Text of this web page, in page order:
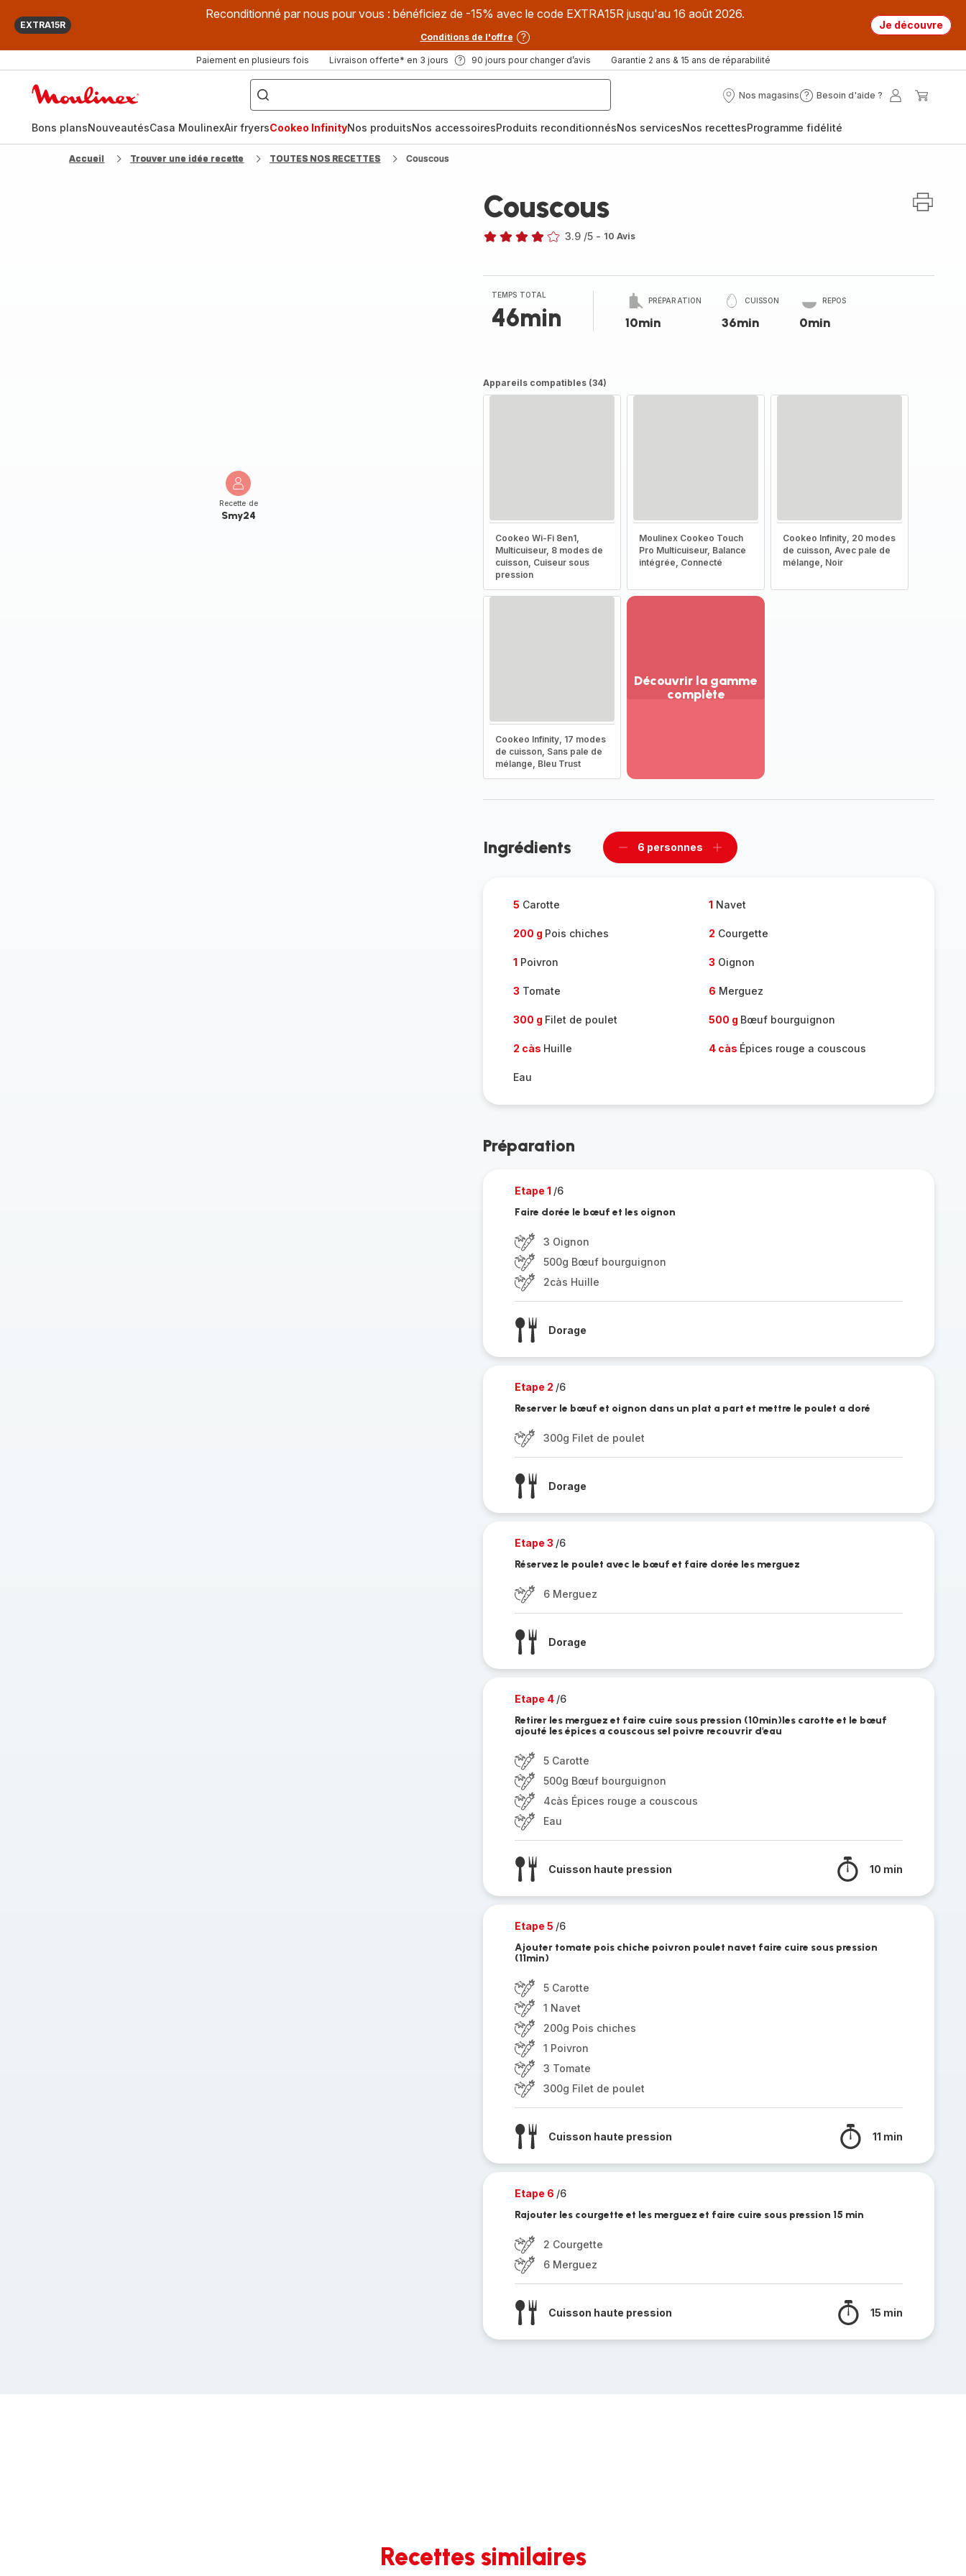
EXTRA15R
Reconditionné par nous pour vous : bénéficiez de -15% avec le code EXTRA15R jusqu'au 16 août 2026.
Conditions de l'offre
Je découvre
Paiement en plusieurs fois Livraison offerte* en 3 jours 90 jours pour changer d’avis Garantie 2 ans & 15 ans de réparabilité
["Que
recherchez-
vous
?",
fryer",
"Companion"]
Nos magasins
Nos
Besoin d'aide ?
Besoin
?
Mon
Bons plansNouveautésCasa MoulinexAir fryersCookeo InfinityNos produitsNos accessoiresProduits reconditionnésNos servicesNos recettesProgramme fidélité
Accueil Trouver une idée recette TOUTES NOS RECETTES Couscous
Recette de
Smy24
Couscous
3.9 /5 - 10 Avis
TEMPS TOTAL
46min
PRÉPARATION
10min
CUISSON
36min
REPOS
0min
Appareils compatibles (34)
Cookeo Wi-Fi 8en1,
Multicuiseur, 8 modes de
cuisson, Cuiseur sous
pression
Moulinex Cookeo Touch
Pro Multicuiseur, Balance
intégrée, Connecté
Cookeo Infinity, 20 modes
de cuisson, Avec pale de
mélange, Noir
Cookeo Infinity, 17 modes
de cuisson, Sans pale de
mélange, Bleu Trust
Découvrir la gamme
complète
gamme
Ingrédients
Supprimer
6 personnes
Ajouter
5 Carotte 1 Navet
200 g Pois chiches 2 Courgette
1 Poivron 3 Oignon
3 Tomate 6 Merguez
300 g Filet de poulet 500 g Bœuf bourguignon
2 càs Huille 4 càs Épices rouge a couscous
Eau
Préparation
Etape 1 /6
Faire dorée le bœuf et les oignon
3 Oignon
500g Bœuf bourguignon
2càs Huille
Dorage
Etape 2 /6
Reserver le bœuf et oignon dans un plat a part et mettre le poulet a doré
300g Filet de poulet
Dorage
Etape 3 /6
Réservez le poulet avec le bœuf et faire dorée les merguez
6 Merguez
Dorage
Etape 4 /6
Retirer les merguez et faire cuire sous pression (10min)les carotte et le bœuf
ajouté les épices a couscous sel poivre recouvrir d'eau
5 Carotte
500g Bœuf bourguignon
4càs Épices rouge a couscous
Eau
Cuisson haute pression 10 min
Etape 5 /6
Ajouter tomate pois chiche poivron poulet navet faire cuire sous pression
(11min)
5 Carotte
1 Navet
200g Pois chiches
1 Poivron
3 Tomate
300g Filet de poulet
Cuisson haute pression 11 min
Etape 6 /6
Rajouter les courgette et les merguez et faire cuire sous pression 15 min
2 Courgette
6 Merguez
Cuisson haute pression 15 min
Recettes similaires